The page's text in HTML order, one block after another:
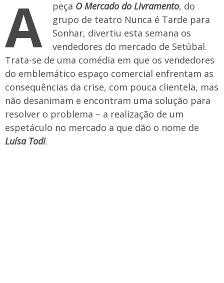
A peça O Mercado do Livramento, do
grupo de teatro Nunca é Tarde para
Sonhar, divertiu esta semana os
vendedores do mercado de Setúbal.
Trata-se de uma comédia em que os vendedores
do emblemático espaço comercial enfrentam as
consequências da crise, com pouca clientela, mas
não desanimam e encontram uma solução para
resolver o problema – a realização de um
espetáculo no mercado a que dão o nome de
Luísa Todi.